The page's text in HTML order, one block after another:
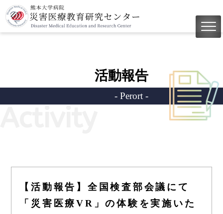
活動報告
- Perort -
【活動報告】全国検査部会議にて
「災害医療VR」の体験を実施いた